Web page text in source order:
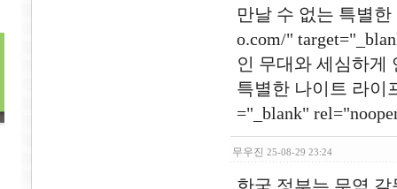
만날 수 없는 특별
o.com/"
인 무대와 세심하게
특별한 나이트 라이
="_blank"
무우진 25-08-29 23:24